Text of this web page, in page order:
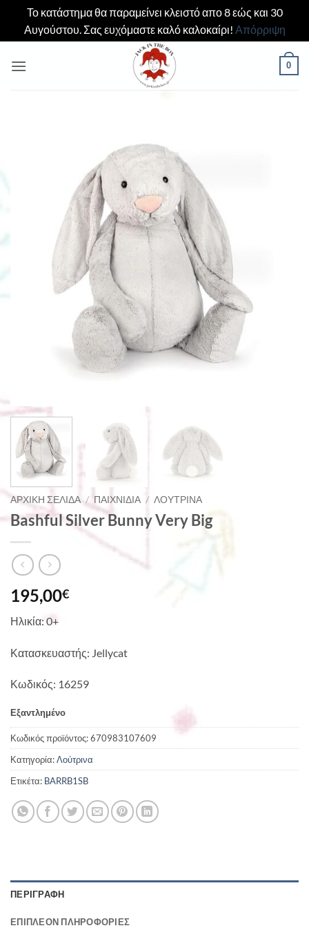
Το κατάστημα θα παραμείνει κλειστό απο 8 εώς και 30
Αυγούστου. Σας ευχόμαστε καλό καλοκαίρι! Απόρριψη
στο
0
ΑΡΧΙΚΉ ΣΕΛΊΔΑ / ΠΑΙΧΝΊΔΙΑ / ΛΟΎΤΡΙΝΑ
Bashful Silver Bunny Very Big
195,00€
Ηλικία: 0+
Κατασκευαστής: Jellycat
Κωδικός: 16259
Εξαντλημένο
Κωδικός προϊόντος:670983107609
Κατηγορία:Λούτρινα
Ετικέτα: BARRB1SB
ΠΕΡΙΓΡΑΦΉ
ΕΠΙΠΛΈΟΝ ΠΛΗΡΟΦΟΡΊΕΣ